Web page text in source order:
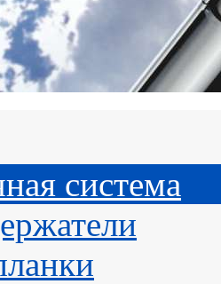
система